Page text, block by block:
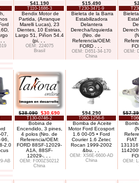
.
$41.190
T110-1686-3
Bendix Motor de
Partida, (Arranque
Marelli Lucas), 23
Dientes, 10 Estrias,
Largo 51, Piñon 54.4
(pi. . .
OEM: 224075
Brasil
$15.490
T230-3471-9
Bieleta de la Barra
Estabilizadora
Delantera
Derecha/Izquierda
(Nro. de
Referencia/OEM:
FORD
OEM: D651-34-170
China
OEM:
2.0
AB
$38.090 $30.690
T130-0746-2
Bobina de
Encendido, 3 pines,
4 polos (Nro. de
Referencia/OEM:
FORD 88SF-12029-
A1A, 88SF-
12029-. . .
OEM: F000ZS0212
China
$94.290
T060-1256-6
Bomba de Aceite
Motor Ford Ecosport
1.6 00-05 • Ford
Courier 1.6 Zetec
Rocan 1999-2002
&bu
OEM: XS6E-6600-AD
China
FIAT
OEM: